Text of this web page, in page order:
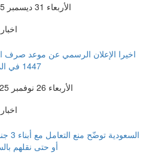
الأربعاء 31 ديسمبر 2025 09:03 صباحاً
اخيرا الإعلان الرسمي عن موعد صرف
1447 في المملكة العربية السعودية
الأربعاء 26 نوفمبر 2025 10:14 صباحاً
أو حتى نقلهم